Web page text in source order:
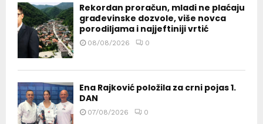
Rekordan proračun, mladi ne plaćaju
građevinske dozvole, više novca
porodiljama i najjeftiniji vrtić
08/08/2026 0
Ena Rajković položila za crni pojas 1.
DAN
07/08/2026 0